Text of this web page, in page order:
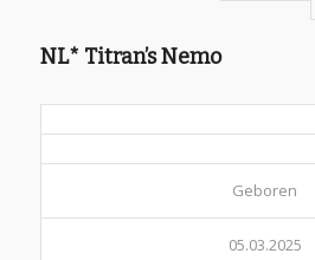
NL* Titran’s Nemo
Geboren
05.03.2025